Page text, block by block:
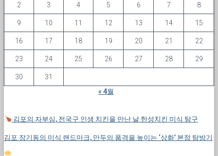
2 3 4 5 6 7 8
9 10 11 12 13 14 15
16 17 18 19 20 21 22
23 24 25 26 27 28 29
30
31
« 4월
김포의 자부심, 전국구 인생 치킨을 만난 날 한성치킨 미식 탐구
김포 장기동의 미식 랜드마크, 만두의 품격을 높이는 ‘상화’ 본점 탐방기